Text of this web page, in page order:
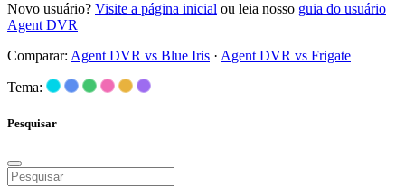
Novo usuário? Visite a página inicial ou leia nosso guia do usuário
Agent DVR
Comparar: Agent DVR vs Blue Iris · Agent DVR vs Frigate
Tema:
Pesquisar